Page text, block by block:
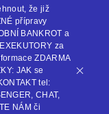
že již
přípravy
BANKROT a
za
ZDARMA
JAK se
tel:
CHAT,
NÁM či